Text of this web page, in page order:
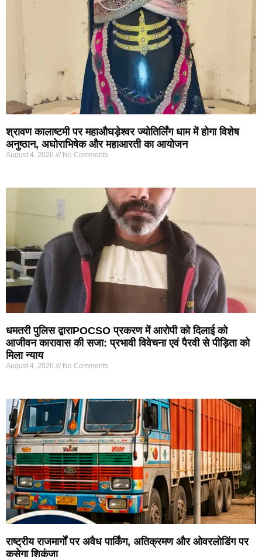
श्रावण कालाष्टमी पर महाऔघड़ेश्वर ज्योतिर्लिंग धाम में होगा विशेष
अनुष्ठान, अघोराभिषेक और महाआरती का आयोजन
August 4, 2026 No Comments
धमतरी पुलिस द्वाराPOCSO प्रकरण में आरोपी को दिलाई को
आजीवन कारावास की सजा: प्रभावी विवेचना एवं पैरवी से पीड़िता को
मिला न्याय
August 4, 2026 No Comments
राष्ट्रीय राजमार्गों पर अवैध पार्किंग, अतिक्रमण और ओवरलोडिंग पर
कसेगा शिकंजा